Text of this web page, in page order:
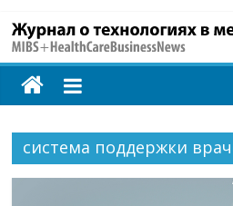
MIBS
+система поддержки